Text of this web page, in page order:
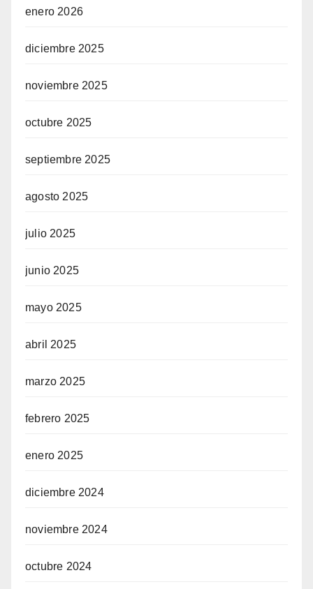
enero 2026
diciembre 2025
noviembre 2025
octubre 2025
septiembre 2025
agosto 2025
julio 2025
junio 2025
mayo 2025
abril 2025
marzo 2025
febrero 2025
enero 2025
diciembre 2024
noviembre 2024
octubre 2024